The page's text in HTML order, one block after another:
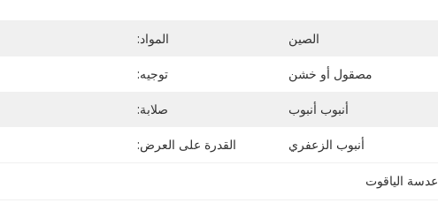
الصين المواد:
مصقول أو خشن توجيه:
أنبوب أنبوب صلابة:
أنبوب الزعفري القدرة على العرض:
عدسة الياقوت